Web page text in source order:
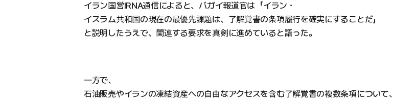
イラン国営IRNA通信によると、バガイ報道官は「イラン・
イスラム共和国の現在の最優先課題は、了解覚書の条項履行を確実にすることだ」
と説明したうえで、関連する要求を真剣に進めていると語った。
一方で、
石油販売やイランの凍結資産への自由なアクセスを含む了解覚書の複数条項について、